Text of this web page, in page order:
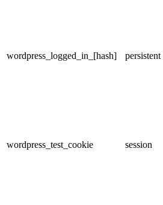
wordpress_logged_in_[hash] persistent
wordpress_test_cookie session